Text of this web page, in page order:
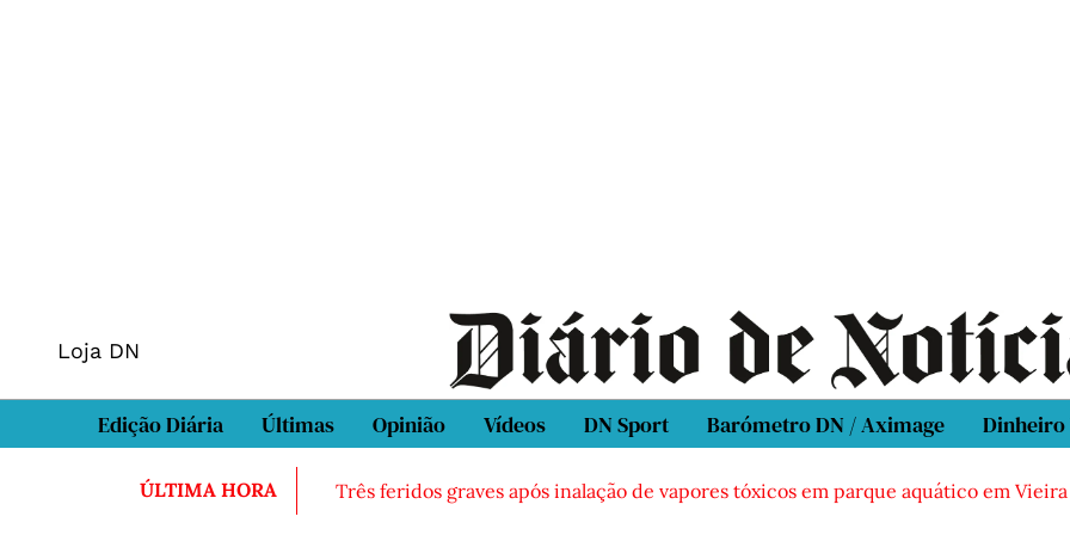
Loja DN
Edição Diária Últimas Opinião Vídeos DN Sport Barómetro DN / Aximage Dinheiro
ÚLTIMA HORA Três feridos graves após inalação de vapores tóxicos em parque aquático em